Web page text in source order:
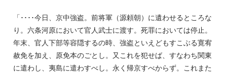
「････今日、京中強盗。前将軍（源頼朝）に遺わせるところな
り。六条河原において官人武士に渡す。死罪においては停止。
年末、官人下部等容隠するの時、強盗といえどもすこぶる寛宥
赦免を加え、原免本のごとし。又これを犯せば、すなわち関東
に遣わし、夷島に遣わすべし。永く帰京すべからず。これまた